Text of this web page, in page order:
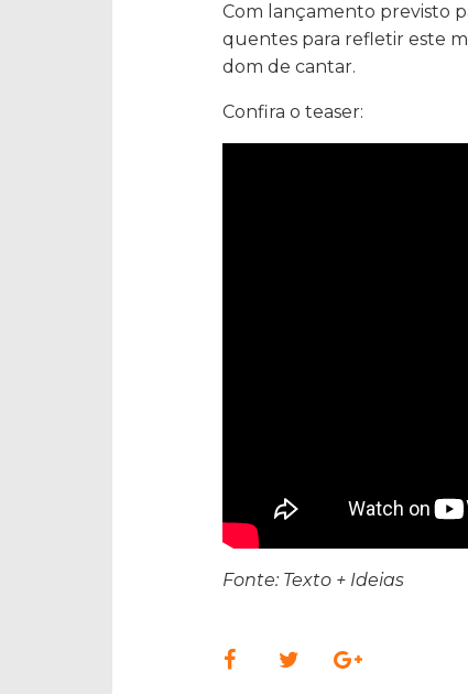
Com lançamento previsto
quentes para refletir este
dom de cantar.
Confira o teaser:
Fonte: Texto + Ideias